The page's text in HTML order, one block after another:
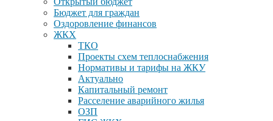
Бюджет для граждан
Оздоровление финансов
ЖКХ
ТКО
Проекты схем теплоснабжения
Нормативы и тарифы на ЖКУ
Актуально
Капитальный ремонт
Расселение аварийного жилья
ОЗП